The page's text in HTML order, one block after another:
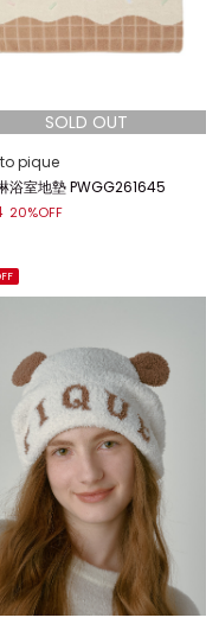
pique
浴室地墊 PWGG261645
20%OFF